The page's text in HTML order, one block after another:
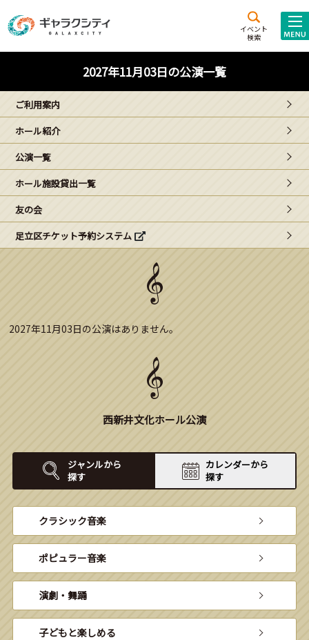
イベント
検索
施設案内
西新井
文化ホール
ギャラクシティとは
こどもみーてぃんぐ
Gがくえん
ブランドからのお知らせ
2027年11月03日の公演一覧
ご利用案内
ホール紹介
公演一覧
ホール施設貸出一覧
友の会
足立区チケット予約システム
2027年11月03日の公演はありません。
西新井文化ホール公演
ジャンルから
探す
カレンダーから
探す
クラシック音楽
ポピュラー音楽
演劇・舞踊
子どもと楽しめる